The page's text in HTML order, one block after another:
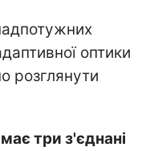
оптики
розглянути
три з'єднані